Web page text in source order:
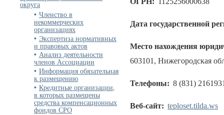
округа
Членство в
некоммерческих
организациях
Экспертиза нормативных
и правовых актов
Анализ деятельности
членов Ассоциации
Информация обязательная
к размещению
Кредитные организации,
в которых размещены
средства компенсационных
фондов СРО
Дата государственной
Место нахождения
603101, Нижегородская
Телефоны: 8 (831)
Веб-сайт: teploset.tilda.ws